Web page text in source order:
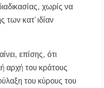
χωρίς να
των κατ’ ιδίαν
επίσης, ότι
αρχή του κράτους
του κύρους του